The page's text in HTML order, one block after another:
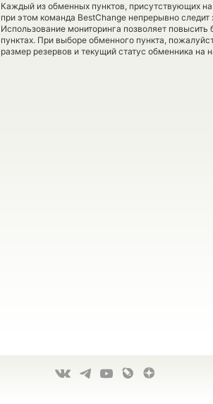
Каждый из обменных пунктов, присутствующих
при этом команда BestChange непрерывно
Использование мониторинга позволяет
пунктах. При выборе обменного пункта,
размер резервов и текущий статус обменника на